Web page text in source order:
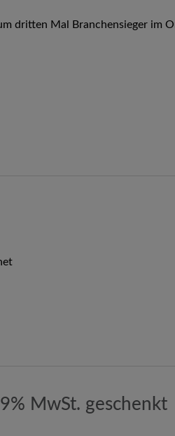
dritten Mal Branchensieger im
MwSt. geschenkt